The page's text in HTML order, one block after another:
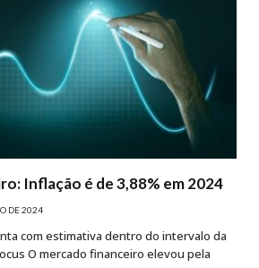
Inflação é de 3,88% em 2024
DE 2024
com estimativa dentro do intervalo da
O mercado financeiro elevou pela